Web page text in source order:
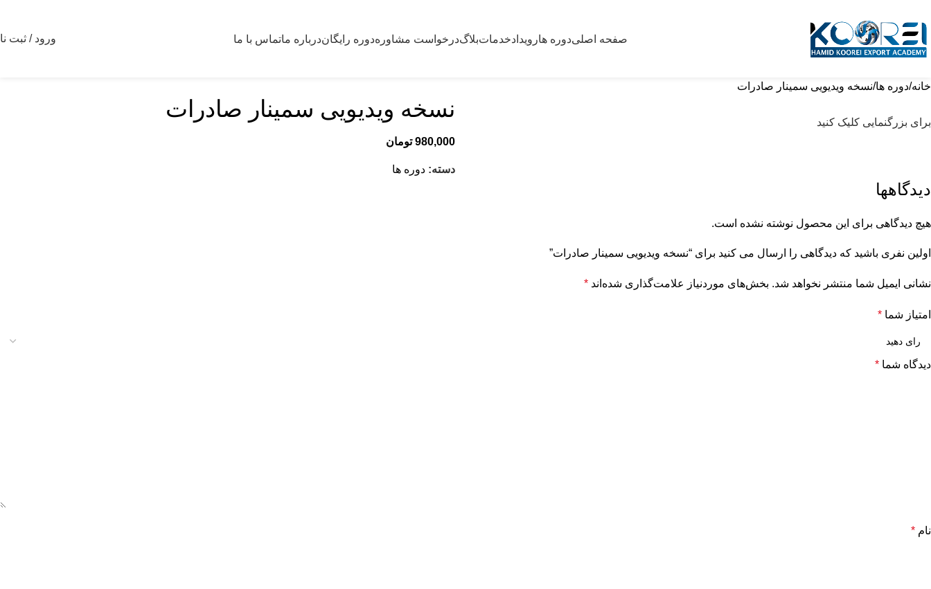
صفحه اصلیدوره هارویدادخدماتبلاگدرخواست مشاورهدوره رایگاندرباره ماتماس با ما ورود / ثبت
خانه دوره ها نسخه ویدیویی سمینار صادرات
برای بزرگنمایی کلیک کنید نسخه ویدیویی سمینار صادرات
980,000 تومان
دسته: دوره ها
دیدگاهها
هیچ دیدگاهی برای این محصول نوشته نشده است.
اولین نفری باشید که دیدگاهی را ارسال می کنید برای “نسخه ویدیویی سمینار صادرات”
نشانی ایمیل شما منتشر نخواهد شد. بخش‌های موردنیاز علامت‌گذاری شده‌اند *
امتیاز شما *
دیدگاه شما *
نام *